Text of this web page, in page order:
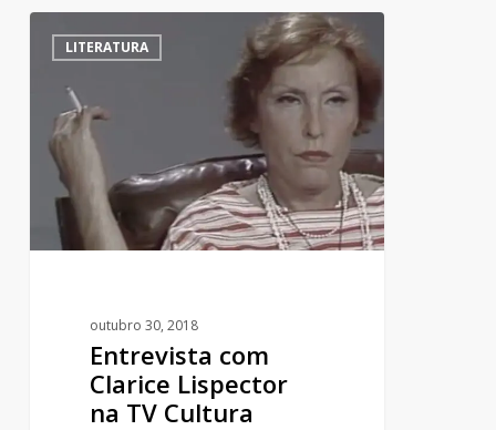
com
Clarice
Lispector
Cultura
LITERATURA
outubro 30, 2018
Entrevista com
Clarice Lispector
na TV Cultura
1